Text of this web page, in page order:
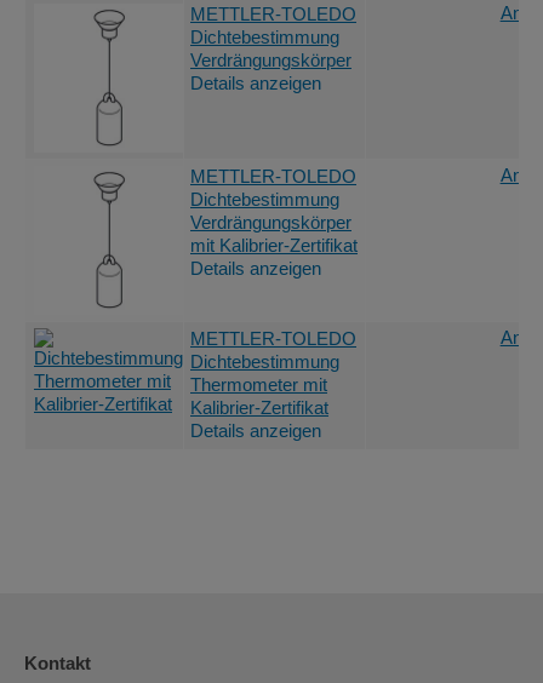
METTLER-TOLEDO
Dichtebestimmung
Verdrängungskörper
Details anzeigen
METTLER-TOLEDO
Dichtebestimmung
Verdrängungskörper
mit Kalibrier-Zertifikat
Details anzeigen
METTLER-TOLEDO
Dichtebestimmung
Thermometer mit
Kalibrier-Zertifikat
Details anzeigen
Kontakt